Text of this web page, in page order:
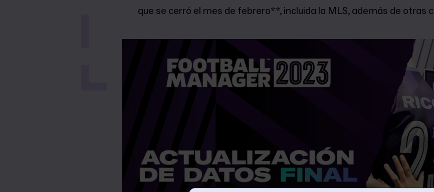
que se cerró el mes de febrero**, incluida la MLS, además de otras